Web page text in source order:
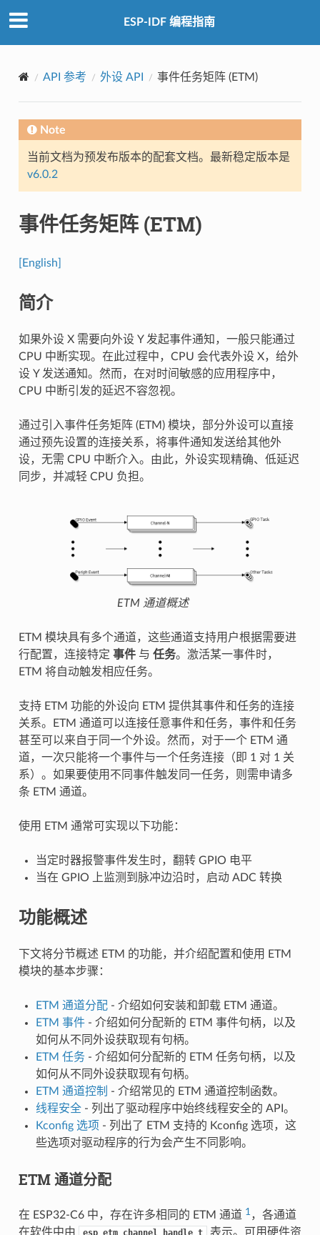
ESP-IDF 编程指南
API 参考 外设 API 事件任务矩阵 (ETM)
Note
当前文档为预发布版本的配套文档。最新稳定版本是
v6.0.2
事件任务矩阵 (ETM)
[English]
简介
如果外设 X 需要向外设 Y 发起事件通知，一般只能通过
CPU 中断实现。在此过程中，CPU 会代表外设 X，给外
设 Y 发送通知。然而，在对时间敏感的应用程序中，
CPU 中断引发的延迟不容忽视。
通过引入事件任务矩阵 (ETM) 模块，部分外设可以直接
通过预先设置的连接关系，将事件通知发送给其他外
设，无需 CPU 中断介入。由此，外设实现精确、低延迟
同步，并减轻 CPU 负担。
ETM 通道概述
ETM 模块具有多个通道，这些通道支持用户根据需要进
行配置，连接特定 事件与 任务。激活某一事件时，
ETM 将自动触发相应任务。
支持 ETM 功能的外设向 ETM 提供其事件和任务的连接
关系。ETM 通道可以连接任意事件和任务，事件和任务
甚至可以来自于同一个外设。然而，对于一个 ETM 通
道，一次只能将一个事件与一个任务连接（即 1 对 1 关
系）。如果要使用不同事件触发同一任务，则需申请多
条 ETM 通道。
使用 ETM 通常可实现以下功能：
当定时器报警事件发生时，翻转 GPIO 电平
当在 GPIO 上监测到脉冲边沿时，启动 ADC 转换
功能概述
下文将分节概述 ETM 的功能，并介绍配置和使用 ETM
模块的基本步骤：
ETM 通道分配- 介绍如何安装和卸载 ETM 通道。
ETM 事件- 介绍如何分配新的 ETM 事件句柄，以及
如何从不同外设获取现有句柄。
ETM 任务- 介绍如何分配新的 ETM 任务句柄，以及
如何从不同外设获取现有句柄。
ETM 通道控制 - 介绍常见的 ETM 通道控制函数。
线程安全- 列出了驱动程序中始终线程安全的 API。
Kconfig 选项 - 列出了 ETM 支持的 Kconfig 选项，这
些选项对驱动程序的行为会产生不同影响。
ETM 通道分配
在 ESP32-C6 中，存在许多相同的 ETM 通道 1，各通道
在软件中由
表示。可用硬件资